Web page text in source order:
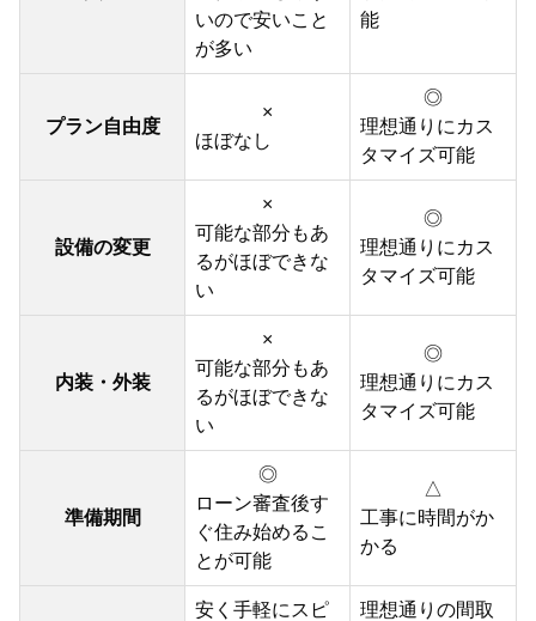
いので安いこと
が多い
能
プラン自由度
×
ほぼなし
◎
理想通りにカス
タマイズ可能
設備の変更
×
可能な部分もあ
るがほぼできな
い
◎
理想通りにカス
タマイズ可能
内装・外装
×
可能な部分もあ
るがほぼできな
い
◎
理想通りにカス
タマイズ可能
準備期間
◎
ローン審査後す
ぐ住み始めるこ
とが可能
△
工事に時間がか
かる
安く手軽にスピ
理想通りの間取